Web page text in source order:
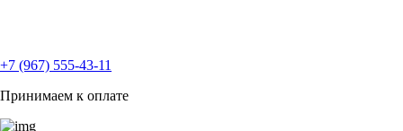
+7 (967) 555-43-11
Принимаем к оплате